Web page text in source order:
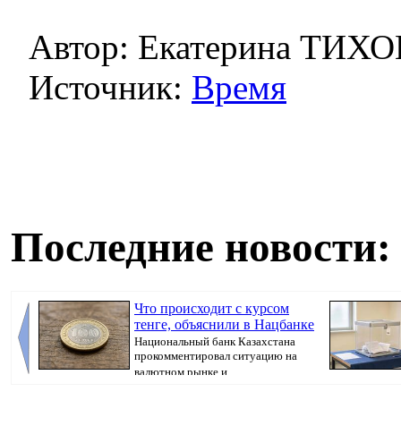
Автор: Екатерина
Источник: Время
Последние новости:
Что происходит с курсом
тенге, объяснили в Нацбанке
Национальный банк Казахстана
прокомментировал ситуацию на
валютном рынке и ...